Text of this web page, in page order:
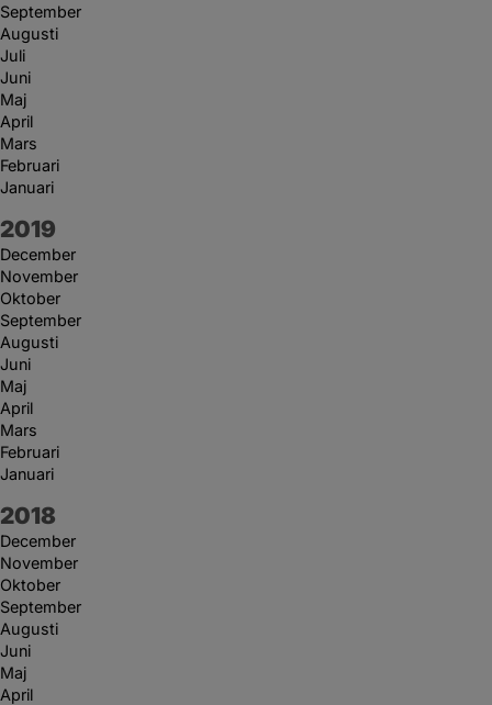
September
Augusti
Juli
Juni
Maj
April
Mars
Februari
Januari
År:
2019
December
November
Oktober
September
Augusti
Juni
Maj
April
Mars
Februari
Januari
År:
2018
December
November
Oktober
September
Augusti
Juni
Maj
April